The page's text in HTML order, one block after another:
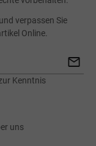
verpassen Sie
Online.
Kenntnis
uns